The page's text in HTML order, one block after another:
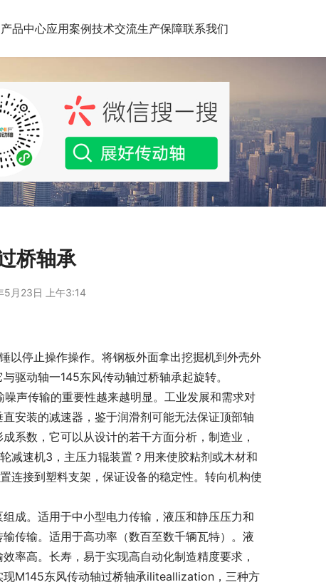
产品中心应用案例技术交流生产保障联系我们
桥轴承
5月23日 上午3:14
以停止操作操作。将钢板外面拿出挖掘机到外壳外
驱动轴一145东风传动轴过桥轴承起旋转。
声传输的重要性越来越明显。工业发展和需求对
安装的减速器，鉴于润滑剂可能无法保证顶部轴
系数，它可以从设计的若干方面分析，制造业，
减速机3，主压力辊装置？用来使胶粘剂或木材和
连接到塑料支架，保证设备的稳定性。转向机构使
成。适用于中小型电力传输，液压和静压压力和
传输。适用于高功率（数百至数千辆瓦特）。液
率高。长寿，易于实现高自动化制造精度要求，
M145东风传动轴过桥轴承iliteallization，三种方